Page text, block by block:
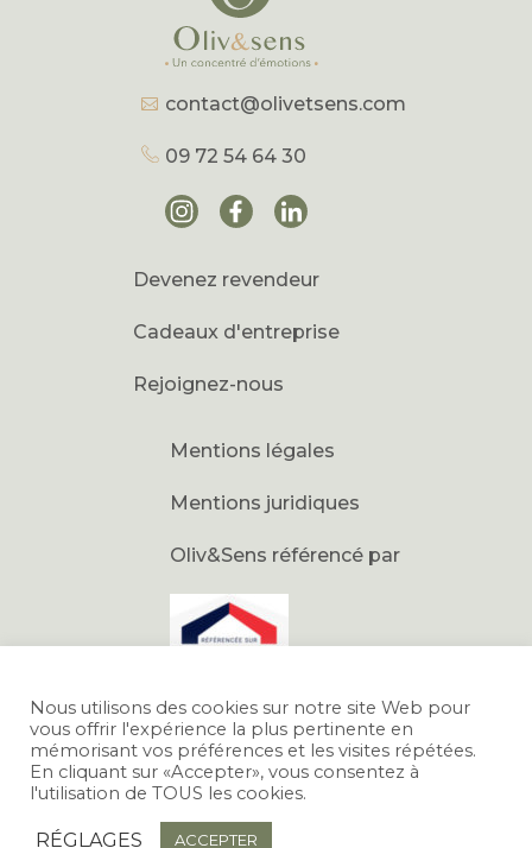
Nous utilisons des cookies sur notre site Web pour
vous offrir l'expérience la plus pertinente en
mémorisant vos préférences et les visites répétées.
En cliquant sur «Accepter», vous consentez à
l'utilisation de TOUS les cookies.
RÉGLAGES ACCEPTER
contact@olivetsens.com
09 72 54 64 30
Devenez revendeur
Cadeaux d'entreprise
Rejoignez-nous
Mentions légales
Mentions juridiques
Oliv&Sens référencé par